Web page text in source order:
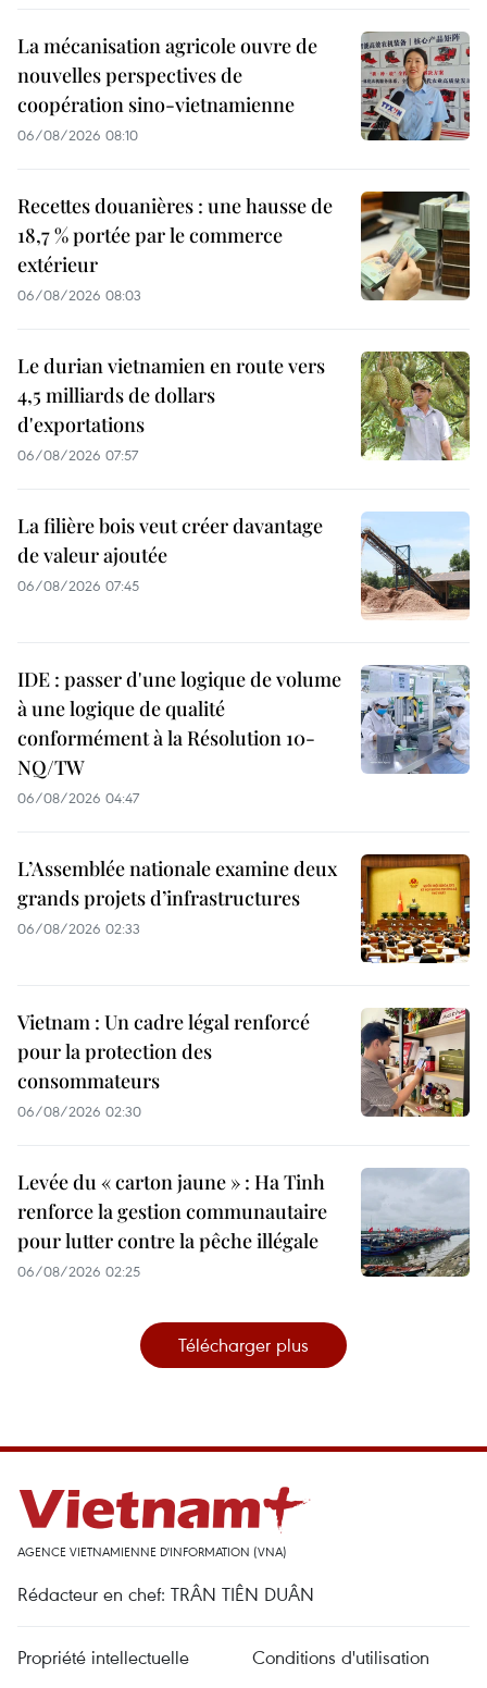
La mécanisation agricole ouvre de
nouvelles perspectives de
coopération sino-vietnamienne
06/08/2026 08:10
Recettes douanières : une hausse de
18,7 % portée par le commerce
extérieur
06/08/2026 08:03
Le durian vietnamien en route vers
4,5 milliards de dollars
d'exportations
06/08/2026 07:57
La filière bois veut créer davantage
de valeur ajoutée
06/08/2026 07:45
IDE : passer d'une logique de volume
à une logique de qualité
conformément à la Résolution 10-
NQ/TW
06/08/2026 04:47
L’Assemblée nationale examine deux
grands projets d’infrastructures
06/08/2026 02:33
Vietnam : Un cadre légal renforcé
pour la protection des
consommateurs
06/08/2026 02:30
Levée du « carton jaune » : Ha Tinh
renforce la gestion communautaire
pour lutter contre la pêche illégale
06/08/2026 02:25
Télécharger plus
AGENCE VIETNAMIENNE D'INFORMATION (VNA)
Rédacteur en chef: TRÂN TIÊN DUÂN
Propriété intellectuelle
Conditions d'utilisation